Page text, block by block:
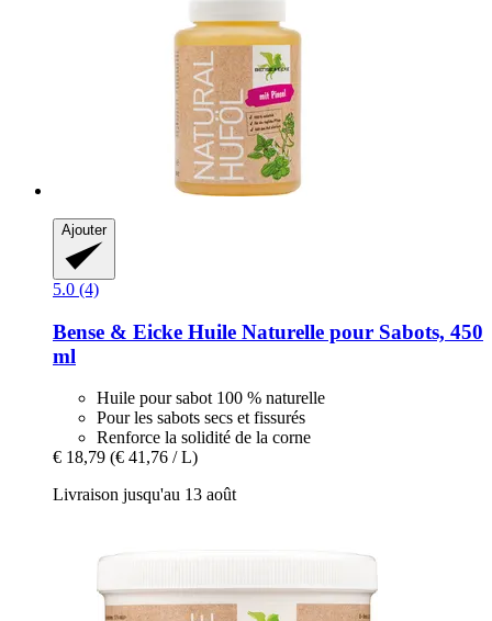
Ajouter
5.0 (4)
Bense & Eicke Huile Naturelle pour Sabots, 450
ml
Huile pour sabot 100 % naturelle
Pour les sabots secs et fissurés
Renforce la solidité de la corne
€ 18,79 (€ 41,76 / L)
Livraison jusqu'au 13 août